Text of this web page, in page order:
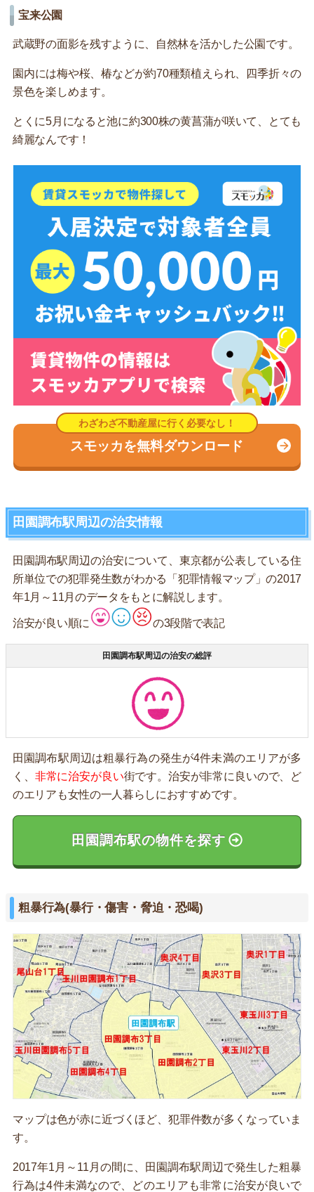
宝来公園
武蔵野の面影を残すように、自然林を活かした公園です。
園内には梅や桜、椿などが約70種類植えられ、四季折々の
景色を楽しめます。
とくに5月になると池に約300株の黄菖蒲が咲いて、とても
綺麗なんです！
スモッカを無料ダウンロード
田園調布駅周辺の治安情報
田園調布駅周辺の治安について、東京都が公表している住
所単位での犯罪発生数がわかる「犯罪情報マップ」の2017
年1月～11月のデータをもとに解説します。
治安が良い順に の3段階で表記
田園調布駅周辺の治安の総評
田園調布駅周辺は粗暴行為の発生が4件未満のエリアが多
く、 非常に治安が良い街です。治安が非常に良いので、ど
のエリアも女性の一人暮らしにおすすめです。
田園調布駅の物件を探す
粗暴行為(暴行・傷害・脅迫・恐喝)
マップは色が赤に近づくほど、犯罪件数が多くなっていま
す。
2017年1月～11月の間に、田園調布駅周辺で発生した粗暴
行為は4件未満なので、どのエリアも非常に治安が良いで